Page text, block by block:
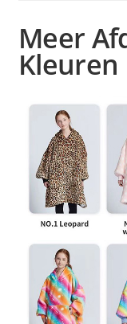
Meer
Kleuren